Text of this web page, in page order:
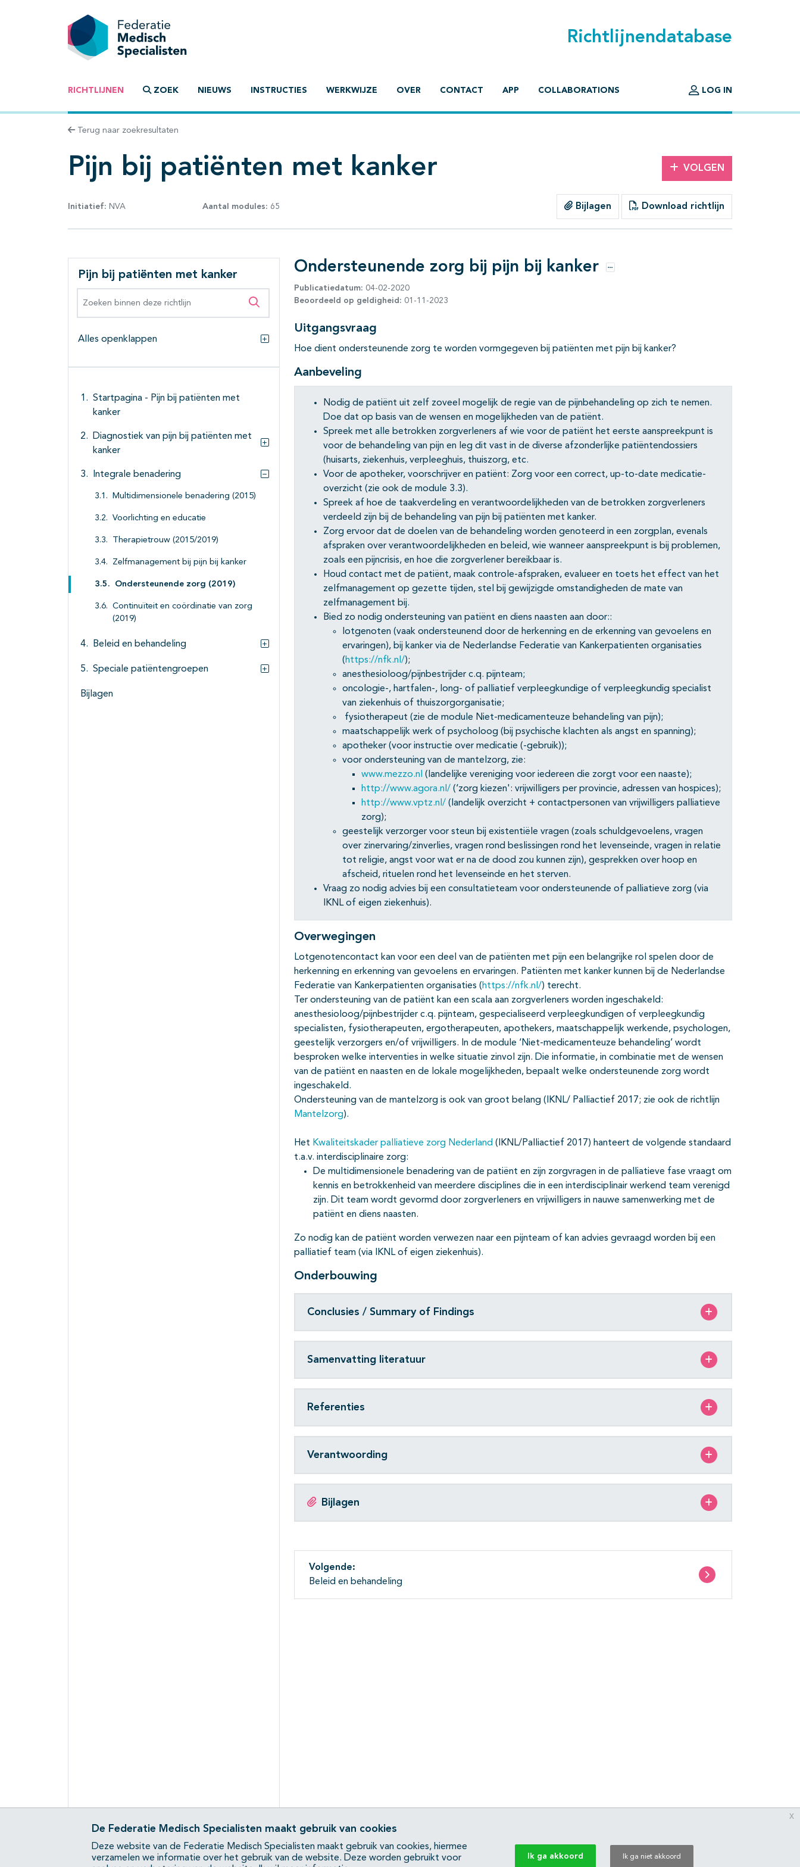
Richtlijnendatabase
RICHTLIJNEN ZOEK NIEUWS INSTRUCTIES WERKWIJZE OVER CONTACT APP COLLABORATIONS LOG IN
Terug naar zoekresultaten
Pijn bij patiënten met kanker VOLGEN
Initiatief: NVA Aantal modules: 65 Bijlagen Download richtlijn
Pijn bij patiënten met kanker
Zoeken binnen deze richtlijn
Alles openklappen
Alles openklappen
Startpagina - Pijn bij patiënten met
kanker
Diagnostiek van pijn bij patiënten met
kanker
Subpagina's open- en dichtklappen
Integrale benadering
Subpagina's open- en dichtklappen
Multidimensionele benadering (2015)
Voorlichting en educatie
Therapietrouw (2015/2019)
Zelfmanagement bij pijn bij kanker
Ondersteunende zorg (2019)
Continuïteit en coördinatie van zorg
(2019)
Beleid en behandeling
Subpagina's open- en dichtklappen
Speciale patiëntengroepen
Subpagina's open- en dichtklappen
Bijlagen
Ondersteunende zorg bij pijn bij kanker Opties
Publicatiedatum: 04-02-2020
Beoordeeld op geldigheid: 01-11-2023
Uitgangsvraag
Hoe dient ondersteunende zorg te worden vormgegeven bij patiënten met pijn bij kanker?
Aanbeveling
Nodig de patiënt uit zelf zoveel mogelijk de regie van de pijnbehandeling op zich te nemen.
Doe dat op basis van de wensen en mogelijkheden van de patiënt.
Spreek met alle betrokken zorgverleners af wie voor de patiënt het eerste aanspreekpunt is
voor de behandeling van pijn en leg dit vast in de diverse afzonderlijke patiëntendossiers
(huisarts, ziekenhuis, verpleeghuis, thuiszorg, etc.
Voor de apotheker, voorschrijver en patiënt: Zorg voor een correct, up-to-date medicatie-
overzicht (zie ook de module 3.3).
Spreek af hoe de taakverdeling en verantwoordelijkheden van de betrokken zorgverleners
verdeeld zijn bij de behandeling van pijn bij patiënten met kanker.
Zorg ervoor dat de doelen van de behandeling worden genoteerd in een zorgplan, evenals
afspraken over verantwoordelijkheden en beleid, wie wanneer aanspreekpunt is bij problemen,
zoals een pijncrisis, en hoe die zorgverlener bereikbaar is.
Houd contact met de patiënt, maak controle-afspraken, evalueer en toets het effect van het
zelfmanagement op gezette tijden, stel bij gewijzigde omstandigheden de mate van
zelfmanagement bij.
Bied zo nodig ondersteuning van patiënt en diens naasten aan door::
lotgenoten (vaak ondersteunend door de herkenning en de erkenning van gevoelens en
ervaringen), bij kanker via de Nederlandse Federatie van Kankerpatienten organisaties
(https://nfk.nl/);
anesthesioloog/pijnbestrijder c.q. pijnteam;
oncologie-, hartfalen-, long- of palliatief verpleegkundige of verpleegkundig specialist
van ziekenhuis of thuiszorgorganisatie;
fysiotherapeut (zie de module Niet-medicamenteuze behandeling van pijn);
maatschappelijk werk of psycholoog (bij psychische klachten als angst en spanning);
apotheker (voor instructie over medicatie (-gebruik));
voor ondersteuning van de mantelzorg, zie:
www.mezzo.nl (landelijke vereniging voor iedereen die zorgt voor een naaste);
http://www.agora.nl/ (‘zorg kiezen': vrijwilligers per provincie, adressen van hospices);
http://www.vptz.nl/ (landelijk overzicht + contactpersonen van vrijwilligers palliatieve
zorg);
geestelijk verzorger voor steun bij existentiële vragen (zoals schuldgevoelens, vragen
over zinervaring/zinverlies, vragen rond beslissingen rond het levenseinde, vragen in relatie
tot religie, angst voor wat er na de dood zou kunnen zijn), gesprekken over hoop en
afscheid, rituelen rond het levenseinde en het sterven.
Vraag zo nodig advies bij een consultatieteam voor ondersteunende of palliatieve zorg (via
IKNL of eigen ziekenhuis).
Overwegingen
Lotgenotencontact kan voor een deel van de patiënten met pijn een belangrijke rol spelen door de
herkenning en erkenning van gevoelens en ervaringen. Patiënten met kanker kunnen bij de Nederlandse
Federatie van Kankerpatienten organisaties (https://nfk.nl/) terecht.
Ter ondersteuning van de patiënt kan een scala aan zorgverleners worden ingeschakeld:
anesthesioloog/pijnbestrijder c.q. pijnteam, gespecialiseerd verpleegkundigen of verpleegkundig
specialisten, fysiotherapeuten, ergotherapeuten, apothekers, maatschappelijk werkende, psychologen,
geestelijk verzorgers en/of vrijwilligers. In de module ‘Niet-medicamenteuze behandeling’ wordt
besproken welke interventies in welke situatie zinvol zijn. Die informatie, in combinatie met de wensen
van de patiënt en naasten en de lokale mogelijkheden, bepaalt welke ondersteunende zorg wordt
ingeschakeld.
Ondersteuning van de mantelzorg is ook van groot belang (IKNL/ Palliactief 2017; zie ook de richtlijn
Mantelzorg).
Het Kwaliteitskader palliatieve zorg Nederland (IKNL/Palliactief 2017) hanteert de volgende standaard
t.a.v. interdisciplinaire zorg:
De multidimensionele benadering van de patiënt en zijn zorgvragen in de palliatieve fase vraagt om
kennis en betrokkenheid van meerdere disciplines die in een interdisciplinair werkend team verenigd
zijn. Dit team wordt gevormd door zorgverleners en vrijwilligers in nauwe samenwerking met de
patiënt en diens naasten.
Zo nodig kan de patiënt worden verwezen naar een pijnteam of kan advies gevraagd worden bij een
palliatief team (via IKNL of eigen ziekenhuis).
Onderbouwing
Conclusies / Summary of Findings
Samenvatting literatuur
Referenties
Verantwoording
Bijlagen
Volgende:
Beleid en behandeling
De Federatie Medisch Specialisten maakt gebruik van cookies
Deze website van de Federatie Medisch Specialisten maakt gebruik van cookies, hiermee
verzamelen we informatie over het gebruik van de website. Deze worden gebruikt voor
Ik ga akkoord Ik ga niet akkoord
x